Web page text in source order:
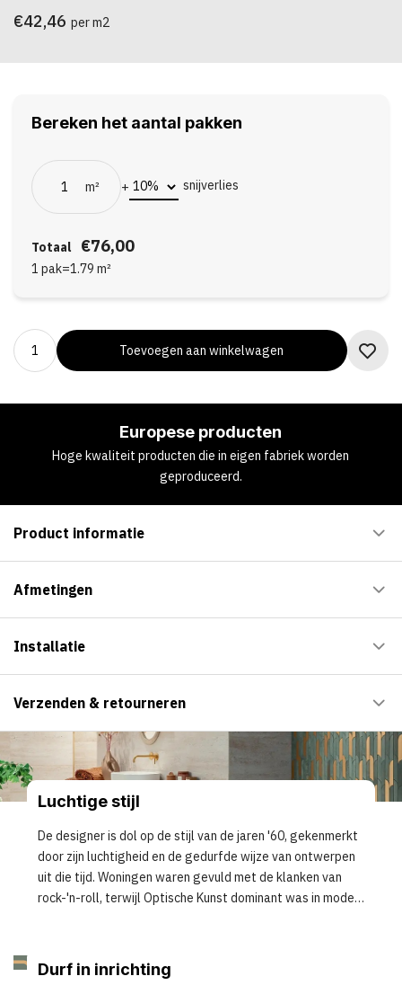
€42,46 per m2
Bereken het aantal pakken
m² + snijverlies
Totaal €76,00
1 pak=1.79 m²
Toevoegen aan winkelwagen
Europese producten
Hoge kwaliteit producten die in eigen fabriek worden
geproduceerd.
Product informatie
Afmetingen
Installatie
Verzenden & retourneren
Luchtige stijl
De designer is dol op de stijl van de jaren '60, gekenmerkt
door zijn luchtigheid en de gedurfde wijze van ontwerpen
uit die tijd. Woningen waren gevuld met de klanken van
rock-'n-roll, terwijl Optische Kunst dominant was in mode
Durf in inrichting